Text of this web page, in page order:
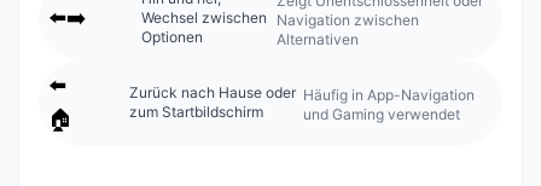
⬅️➡️
Wechsel zwischen
Optionen
Navigation zwischen
Alternativen
⬅️
🏠
Zurück nach Hause oder
zum Startbildschirm
Häufig in App-Navigation
und Gaming verwendet